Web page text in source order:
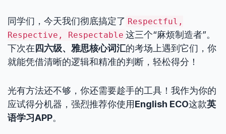
同学们，今天我们彻底搞定了 Respectful,
Respective, Respectable 这三个“麻烦制造者”。
下次在 四六级、雅思核心词汇的考场上遇到它们，你
就能凭借清晰的逻辑和精准的判断，轻松得分！
光有方法还不够，你还需要趁手的工具！我作为你的
应试得分机器，强烈推荐你使用English ECO这款英
语学习APP。